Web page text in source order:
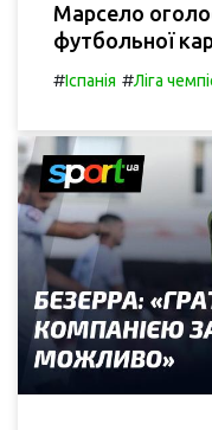
Марсело
футбольної
#Іспанія #Ліга